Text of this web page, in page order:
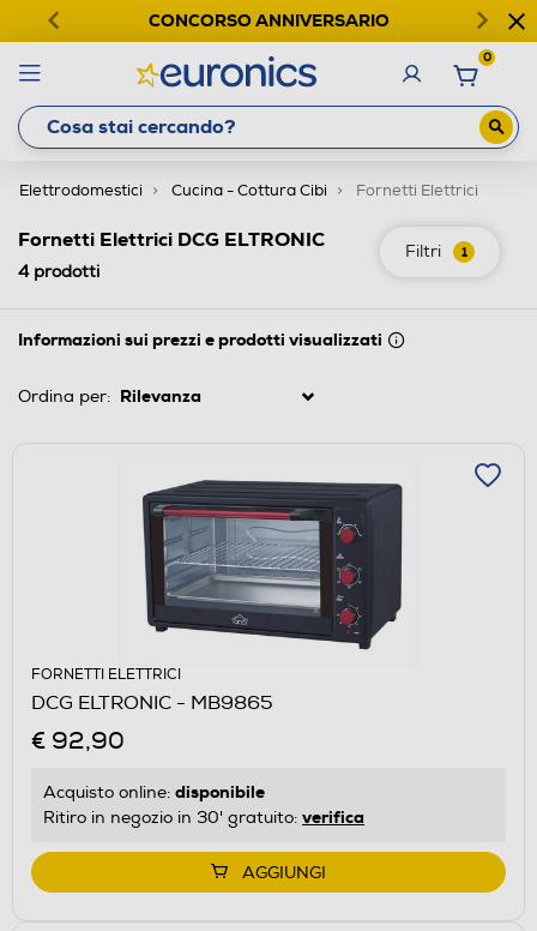
CONCORSO ANNIVERSARIO
0
Elettrodomestici Cucina - Cottura Cibi Fornetti Elettrici
Filtri 1
Fornetti Elettrici DCG ELTRONIC
4prodotti
Informazioni sui prezzi e prodotti visualizzati
Ordina per:
FORNETTI ELETTRICI
DCG ELTRONIC - MB9865
€ 92,90
Acquisto online: disponibile
Ritiro in negozio in 30' gratuito: verifica
AGGIUNGI